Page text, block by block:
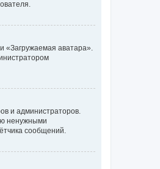
«Загружаемая аватара».
и администраторов.
ненужными
сообщений.